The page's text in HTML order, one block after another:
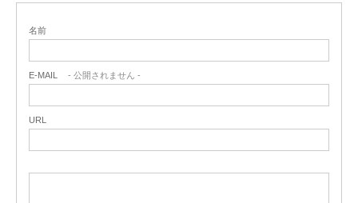
名前
E-MAIL - 公開されません -
URL